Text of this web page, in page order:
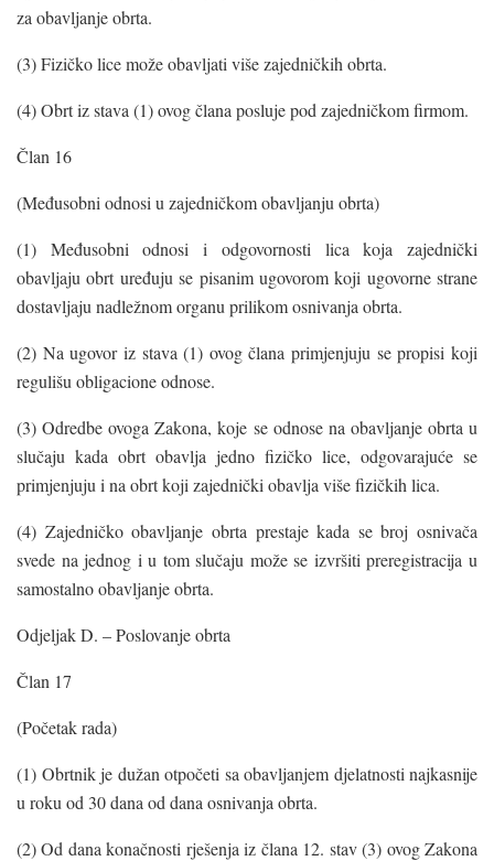
za obavljanje obrta.
(3) Fizičko lice može obavljati više zajedničkih obrta.
(4) Obrt iz stava (1) ovog člana posluje pod zajedničkom firmom.
Član 16
(Međusobni odnosi u zajedničkom obavljanju obrta)
(1) Međusobni odnosi i odgovornosti lica koja zajednički
obavljaju obrt uređuju se pisanim ugovorom koji ugovorne strane
dostavljaju nadležnom organu prilikom osnivanja obrta.
(2) Na ugovor iz stava (1) ovog člana primjenjuju se propisi koji
regulišu obligacione odnose.
(3) Odredbe ovoga Zakona, koje se odnose na obavljanje obrta u
slučaju kada obrt obavlja jedno fizičko lice, odgovarajuće se
primjenjuju i na obrt koji zajednički obavlja više fizičkih lica.
(4) Zajedničko obavljanje obrta prestaje kada se broj osnivača
svede na jednog i u tom slučaju može se izvršiti preregistracija u
samostalno obavljanje obrta.
Odjeljak D. – Poslovanje obrta
Član 17
(Početak rada)
(1) Obrtnik je dužan otpočeti sa obavljanjem djelatnosti najkasnije
u roku od 30 dana od dana osnivanja obrta.
(2) Od dana konačnosti rješenja iz člana 12. stav (3) ovog Zakona